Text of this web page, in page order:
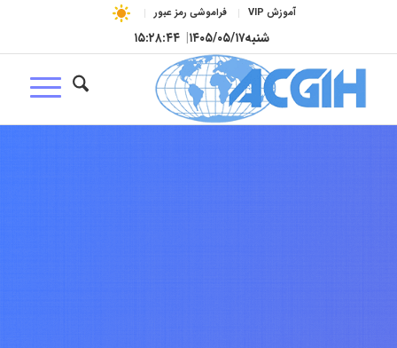
آموزش VIP فراموشی رمز عبور
شنبه۱۴۰۵/۰۵/۱۷| ۱۵:۲۸:۴۵